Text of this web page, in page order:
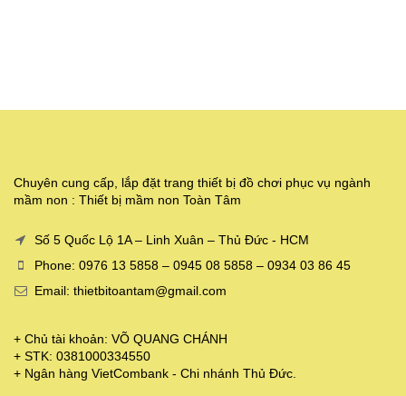
Chuyên cung cấp, lắp đặt trang thiết bị đồ chơi phục vụ ngành
mầm non : Thiết bị mầm non Toàn Tâm
Số 5 Quốc Lộ 1A – Linh Xuân – Thủ Đức - HCM
Phone: 0976 13 5858 – 0945 08 5858 – 0934 03 86 45
Email: thietbitoantam@gmail.com
+ Chủ tài khoản: VÕ QUANG CHÁNH
+ STK: 0381000334550
+ Ngân hàng VietCombank - Chi nhánh Thủ Đức.